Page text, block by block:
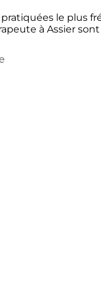
pratiquées le plus
à Assier sont